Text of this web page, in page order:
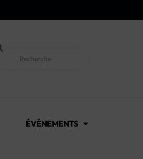
ÉVÉNEMENTS